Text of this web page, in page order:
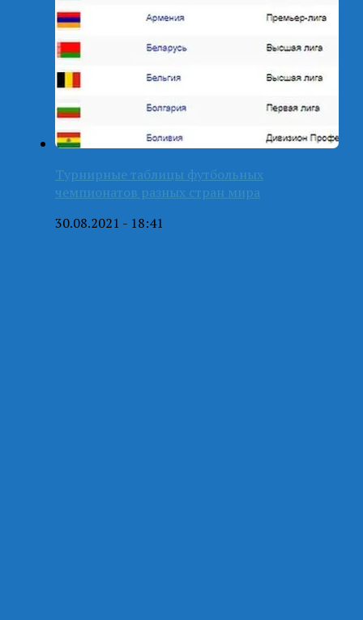
Турнирные таблицы футбольных
чемпионатов разных стран мира
30.08.2021 - 18:41